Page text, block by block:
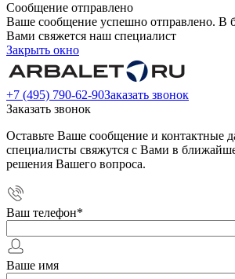
Сообщение отправлено
Ваше сообщение успешно отправлено. В
Вами свяжется наш специалист
Закрыть окно
+7 (495) 790-62-90Заказать звонок
Заказать звонок
Оставьте Ваше сообщение и контактные
специалисты свяжутся с Вами в
решения Вашего вопроса.
Ваш телефон*
Ваше имя